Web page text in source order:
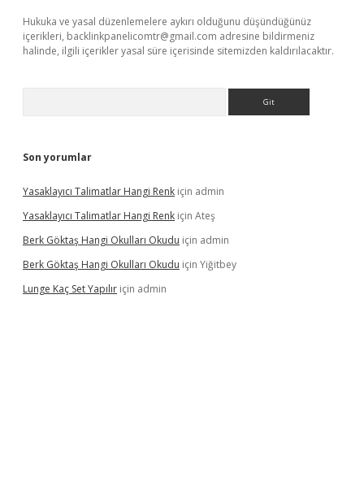
Hukuka ve yasal düzenlemelere aykırı olduğunu düşündüğünüz
içerikleri, backlinkpanelicomtr@gmail.com adresine bildirmeniz
halinde, ilgili içerikler yasal süre içerisinde sitemizden kaldırılacaktır.
Son yorumlar
Yasaklayıcı Talimatlar Hangi Renk için admin
Yasaklayıcı Talimatlar Hangi Renk için Ateş
Berk Göktaş Hangi Okulları Okudu için admin
Berk Göktaş Hangi Okulları Okudu için Yiğitbey
Lunge Kaç Set Yapılır için admin